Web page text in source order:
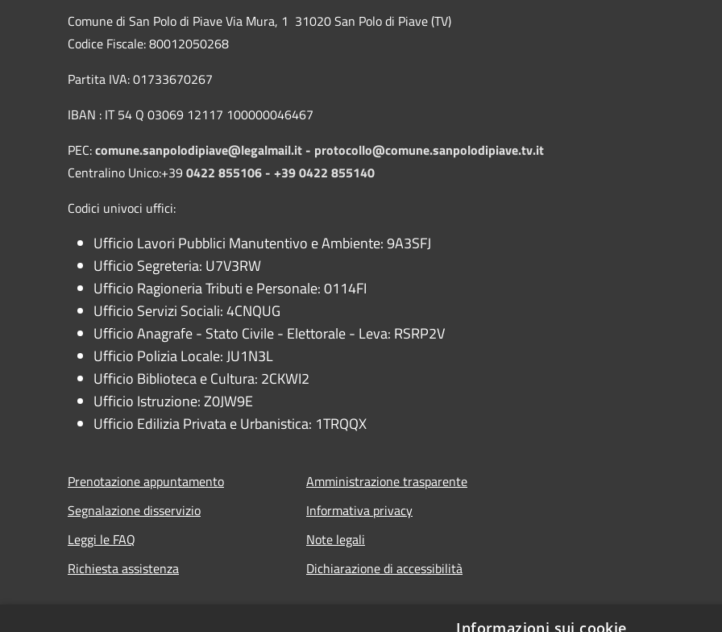
Comune di San Polo di Piave Via Mura, 1 31020 San Polo di Piave (TV)
Codice Fiscale: 80012050268
Partita IVA: 01733670267
IBAN : IT 54 Q 03069 12117 100000046467
PEC:comune.sanpolodipiave@legalmail.it - protocollo@comune.sanpolodipiave.tv.it
Centralino Unico:+39 0422 855106 - +39 0422 855140
Codici univoci uffici:
Ufficio Lavori Pubblici Manutentivo e Ambiente: 9A3SFJ
Ufficio Segreteria: U7V3RW
Ufficio Ragioneria Tributi e Personale: 0114FI
Ufficio Servizi Sociali: 4CNQUG
Ufficio Anagrafe - Stato Civile - Elettorale - Leva: RSRP2V
Ufficio Polizia Locale: JU1N3L
Ufficio Biblioteca e Cultura: 2CKWI2
Ufficio Istruzione: Z0JW9E
Ufficio Edilizia Privata e Urbanistica: 1TRQQX
Prenotazione appuntamento
Segnalazione disservizio
Leggi le FAQ
Richiesta assistenza
Amministrazione trasparente
Informativa privacy
Note legali
Dichiarazione di accessibilità
Informazioni sui cookie